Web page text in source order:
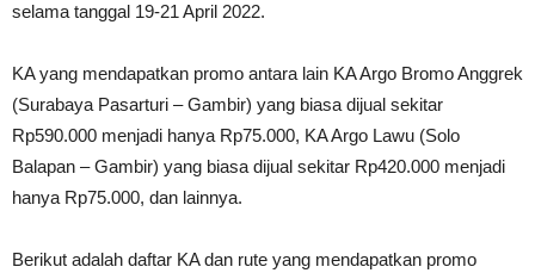
selama tanggal 19-21 April 2022.
KA yang mendapatkan promo antara lain KA Argo Bromo Anggrek
(Surabaya Pasarturi – Gambir) yang biasa dijual sekitar
Rp590.000 menjadi hanya Rp75.000, KA Argo Lawu (Solo
Balapan – Gambir) yang biasa dijual sekitar Rp420.000 menjadi
hanya Rp75.000, dan lainnya.
Berikut adalah daftar KA dan rute yang mendapatkan promo